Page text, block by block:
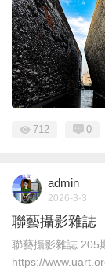
712 0
admin
2026-3-3
聯藝攝影雜誌
聯藝攝影雜誌 205
https://